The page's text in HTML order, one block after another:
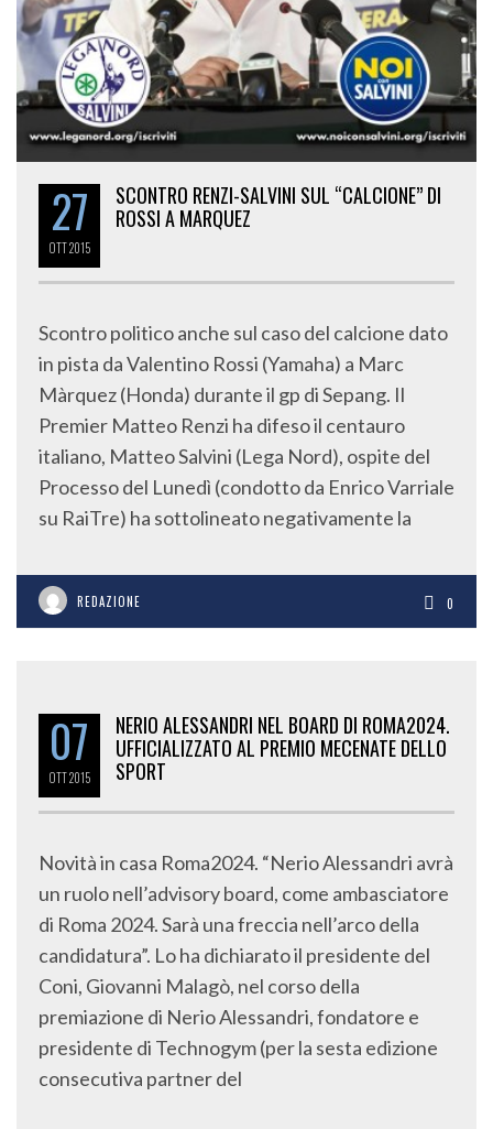
27
OTT2015
SCONTRO RENZI-SALVINI SUL “CALCIONE” DI
ROSSI A MARQUEZ
Scontro politico anche sul caso del calcione dato
in pista da Valentino Rossi (Yamaha) a Marc
Màrquez (Honda) durante il gp di Sepang. Il
Premier Matteo Renzi ha difeso il centauro
italiano, Matteo Salvini (Lega Nord), ospite del
Processo del Lunedì (condotto da Enrico Varriale
su RaiTre) ha sottolineato negativamente la
REDAZIONE 0
07
OTT2015
NERIO ALESSANDRI NEL BOARD DI ROMA2024.
UFFICIALIZZATO AL PREMIO MECENATE DELLO
SPORT
Novità in casa Roma2024. “Nerio Alessandri avrà
un ruolo nell’advisory board, come ambasciatore
di Roma 2024. Sarà una freccia nell’arco della
candidatura”. Lo ha dichiarato il presidente del
Coni, Giovanni Malagò, nel corso della
premiazione di Nerio Alessandri, fondatore e
presidente di Technogym (per la sesta edizione
consecutiva partner del